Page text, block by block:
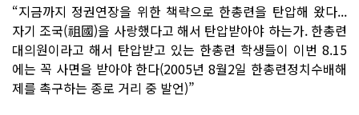
“지금까지 정권연장을 위한 책략으로 한총련을 탄압해 왔다...
자기 조국(祖國)을 사랑했다고 해서 탄압받아야 하는가. 한총련
대의원이라고 해서 탄압받고 있는 한총련 학생들이 이번 8.15
에는 꼭 사면을 받아야 한다(2005년 8월2일 한총련정치수배해
제를 촉구하는 종로 거리 중 발언)”